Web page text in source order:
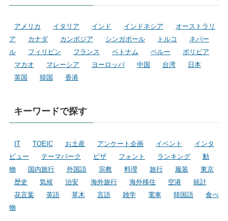
アメリカ イタリア インド インドネシア
オーストラリ
ア
カナダ カンボジア シンガポール トルコ
ネパー
ル
フィリピン フランス ベトナム ペルー
ボリビア
マカオ
マレーシア ヨーロッパ 中国 台湾
日本
英国
韓国 香港
キーワードで探す
IT TOEIC お土産 アンケート企画 イベント
インタ
ビュー
テーマパーク ビザ フォント ランキング
動
物
国内旅行 外国語 宗教 料理 旅行 服装
東京
歴史
気候 治安 海外旅行 海外移住 空港
統計
花言葉
英語 草木 言語 雑学 電車 韓国語
食べ
物